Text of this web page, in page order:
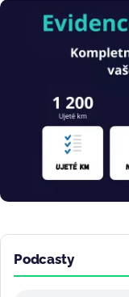
Obrázek
Podcasty